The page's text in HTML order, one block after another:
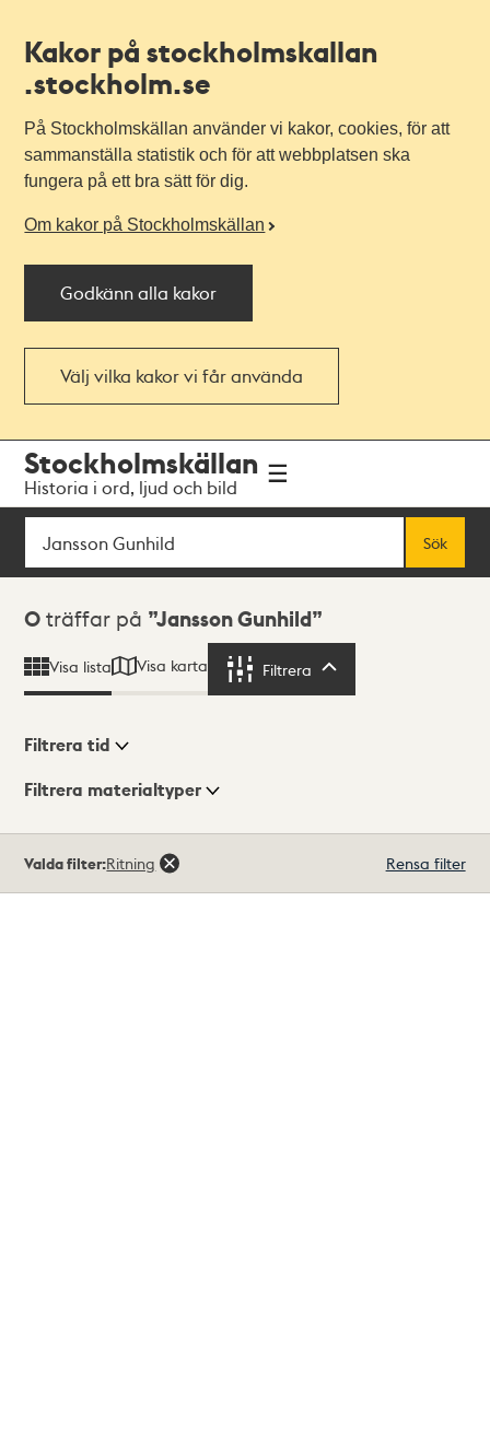
Kakor på stockholmskallan
.stockholm.se
På Stockholmskällan använder vi kakor, cookies, för att
sammanställa statistik och för att webbplatsen ska
fungera på ett bra sätt för dig.
Om kakor på Stockholmskällan
Godkänn alla kakor
Välj vilka kakor vi får använda
navigationen
huvudinnehållet
Stockholmskällan
Historia i ord, ljud och bild
Sök
Sök
Sökresultat
0 träffar på Jansson Gunhild
Visa lista Visa karta Filtrera
Visningsläge
Filtrera tid
Filtrera materialtyper
träffar
Valda filter:Ritning Rensa filter